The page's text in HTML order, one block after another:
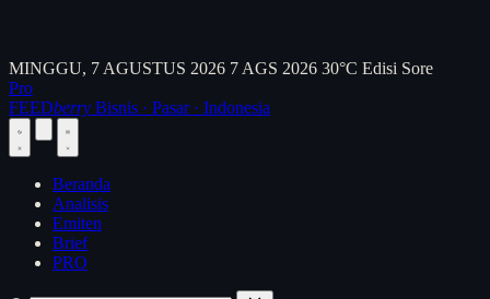
MINGGU, 7 AGUSTUS 2026 7 AGS 2026 30°C Edisi Sore
Pro
FEEDberry Bisnis · Pasar · Indonesia
Beranda
Analisis
Emiten
Brief
PRO